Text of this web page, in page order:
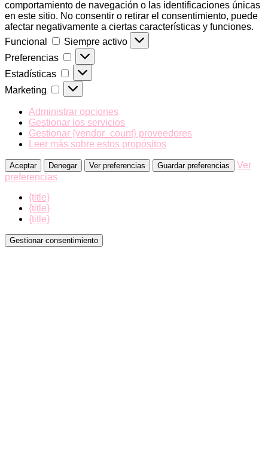
comportamiento de navegación o las identificaciones únicas
en este sitio. No consentir o retirar el consentimiento, puede
afectar negativamente a ciertas características y funciones.
Funcional
Funcional
Siempre activo
Preferencias
Preferencias
Estadísticas Estadísticas
Marketing Marketing
Administrar opciones
Gestionar los servicios
Gestionar {vendor_count} proveedores
Leer más sobre estos propósitos
Aceptar Denegar Ver preferencias Guardar preferencias
Ver
preferencias
{title}
{title}
{title}
Gestionar consentimiento